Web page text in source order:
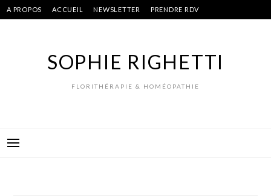
Skip
to
A PROPOS ACCUEIL NEWSLETTER PRENDRE RDV
SOPHIE RIGHETTI
FLORITHÉRAPIE & HOMÉOPATHIE